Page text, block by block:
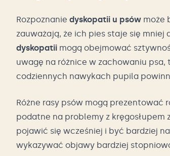
Rozpoznanie dyskopatii u psów może
zauważają, że ich pies staje się
dyskopatii mogą obejmować
uwagę na różnice w zachowaniu
codziennych nawykach pupila
Różne rasy psów mogą prezentować
podatne na problemy z kręgosłupem
pojawić się wcześniej i być bardziej
wykazywać objawy bardziej